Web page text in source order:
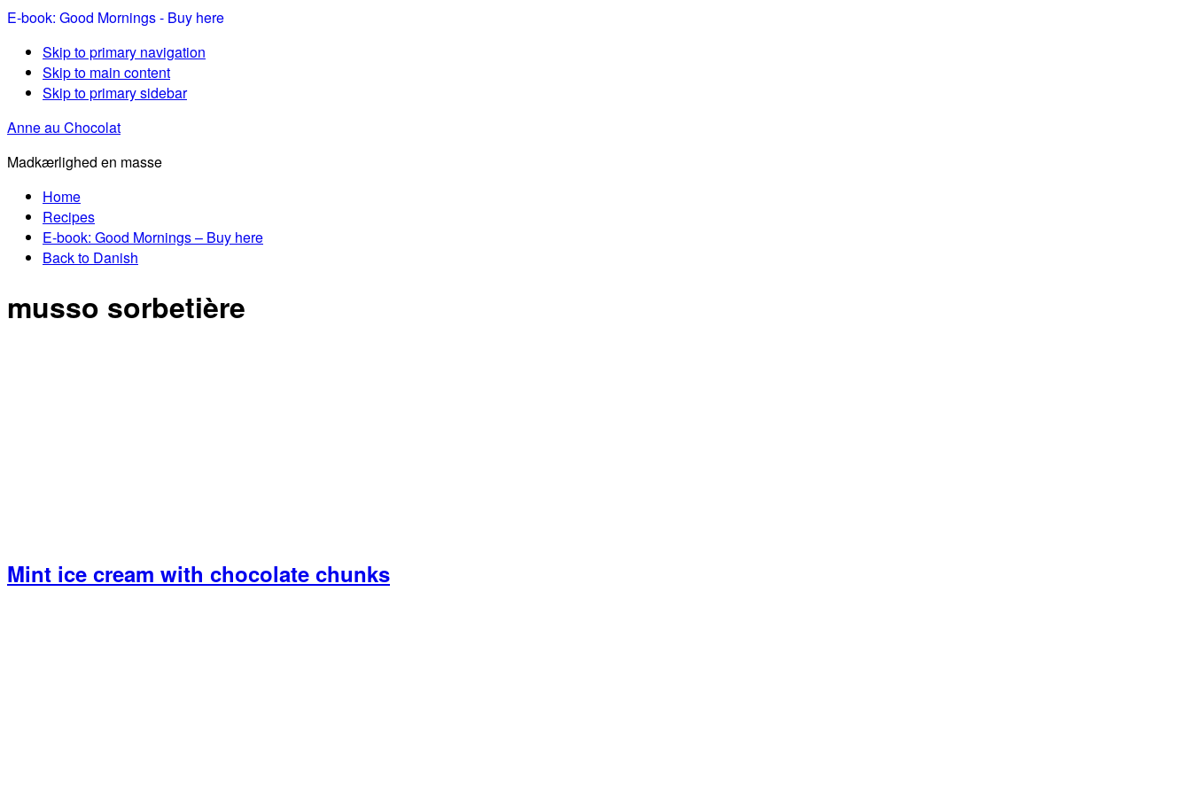
E-book: Good Mornings - Buy here
Skip to primary navigation
Skip to main content
Skip to primary sidebar
Anne au Chocolat
Madkærlighed en masse
Home
Recipes
E-book: Good Mornings – Buy here
Back to Danish
musso sorbetière
Mint ice cream with chocolate chunks